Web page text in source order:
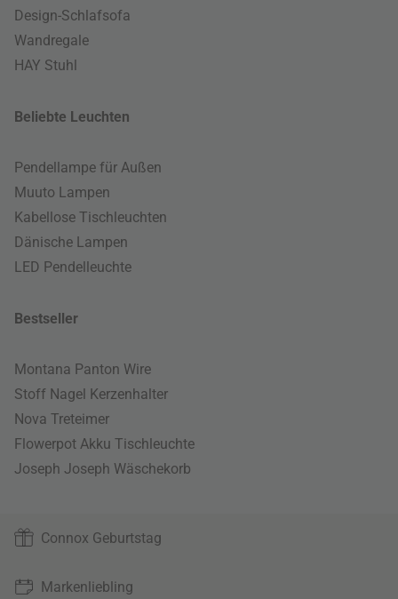
Design-Schlafsofa
Wandregale
HAY Stuhl
Beliebte Leuchten
Pendellampe für Außen
Muuto Lampen
Kabellose Tischleuchten
Dänische Lampen
LED Pendelleuchte
Bestseller
Montana Panton Wire
Stoff Nagel Kerzenhalter
Nova Treteimer
Flowerpot Akku Tischleuchte
Joseph Joseph Wäschekorb
Connox Geburtstag
Markenliebling